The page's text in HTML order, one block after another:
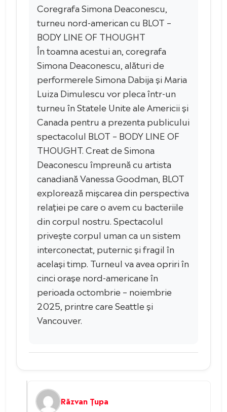
Coregrafa Simona Deaconescu,
turneu nord-american cu BLOT –
BODY LINE OF THOUGHT
În toamna acestui an, coregrafa
Simona Deaconescu, alături de
performerele Simona Dabija și Maria
Luiza Dimulescu vor pleca într-un
turneu în Statele Unite ale Americii și
Canada pentru a prezenta publicului
spectacolul BLOT – BODY LINE OF
THOUGHT. Creat de Simona
Deaconescu împreună cu artista
canadiană Vanessa Goodman, BLOT
explorează mișcarea din perspectiva
relației pe care o avem cu bacteriile
din corpul nostru. Spectacolul
privește corpul uman ca un sistem
interconectat, puternic și fragil în
același timp. Turneul va avea opriri în
cinci orașe nord-americane în
perioada octombrie – noiembrie
2025, printre care Seattle și
Vancouver.
Răzvan Țupa